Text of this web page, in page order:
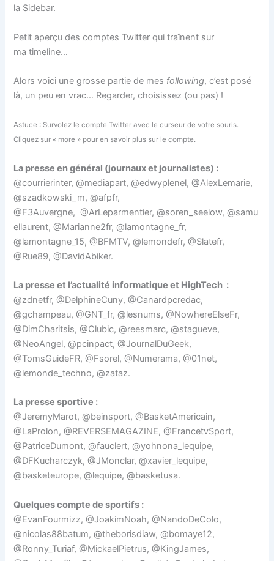
la Sidebar.
Petit aperçu des comptes Twitter qui traînent sur
ma timeline…
Alors voici une grosse partie de mes following, c’est posé
là, un peu en vrac… Regarder, choisissez (ou pas) !
Astuce : Survolez le compte Twitter avec le curseur de votre souris.
Cliquez sur « more » pour en savoir plus sur le compte.
La presse en général (journaux et journalistes) :
@courrierinter, @mediapart, @edwyplenel, @AlexLemarie,
@szadkowski_m, @afpfr,
@F3Auvergne, @ArLeparmentier, @soren_seelow, @samu
ellaurent, @Marianne2fr, @lamontagne_fr,
@lamontagne_15, @BFMTV, @lemondefr, @Slatefr,
@Rue89, @DavidAbiker.
La presse et l’actualité informatique et HighTech :
@zdnetfr, @DelphineCuny, @Canardpcredac,
@gchampeau, @GNT_fr, @lesnums, @NowhereElseFr,
@DimCharitsis, @Clubic, @reesmarc, @stagueve,
@NeoAngel, @pcinpact, @JournalDuGeek,
@TomsGuideFR, @Fsorel, @Numerama, @01net,
@lemonde_techno, @zataz.
La presse sportive :
@JeremyMarot, @beinsport, @BasketAmericain,
@LaProlon, @REVERSEMAGAZINE, @FrancetvSport,
@PatriceDumont, @fauclert, @yohnona_lequipe,
@DFKucharczyk, @JMonclar, @xavier_lequipe,
@basketeurope, @lequipe, @basketusa.
Quelques compte de sportifs :
@EvanFourmizz, @JoakimNoah, @NandoDeColo,
@nicolas88batum, @theborisdiaw, @bomaye12,
@Ronny_Turiaf, @MickaelPietrus, @KingJames,